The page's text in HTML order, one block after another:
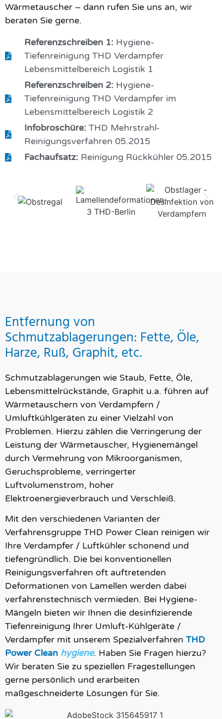
Wärmetauscher – dann rufen Sie uns an, wir
beraten Sie gerne.
Referenzschreiben 1: Hygiene-
Tiefenreinigung THD Verdampfer
Lebensmittelbereich Logistik 1
Referenzschreiben 2: Hygiene-
Tiefenreinigung THD Verdampfer im
Lebensmittelbereich Logistik 2
Infobroschüre: THD Mehrstrahl-
Reinigungsverfahren 05.2015
Fachaufsatz: Reinigung Rückkühler 05.2015
Entfernung von
Schmutzablagerungen: Fette, Öle,
Harze, Ruß, Graphit, etc.
Schmutzablagerungen wie Staub, Fette, Öle,
Lebensmittelrückstände, Graphit u.a. führen auf
Wärmetauschern von Verdampfern /
Umluftkühlgeräten zu einer Vielzahl von
Problemen. Hierzu zählen die Verringerung der
Leistung der Wärmetauscher, Hygienemängel
durch Vermehrung von Mikroorganismen,
Geruchsprobleme, verringerter
Luftvolumenstrom, hoher
Elektroenergieverbrauch und Verschleiß.
Mit den verschiedenen Varianten der
Verfahrensgruppe THD Power Clean reinigen wir
Ihre Verdampfer / Luftkühler schonend und
tiefengründlich. Die bei konventionellen
Reinigungsverfahren oft auftretenden
Deformationen von Lamellen werden dabei
verfahrenstechnisch vermieden. Bei Hygiene-
Mängeln bieten wir Ihnen die desinfizierende
Tiefenreinigung Ihrer Umluft-Kühlgeräte /
Verdampfer mit unserem Spezialverfahren THD
Power Clean hygiene. Haben Sie Fragen hierzu?
Wir beraten Sie zu speziellen Fragestellungen
gerne persönlich und erarbeiten
maßgeschneiderte Lösungen für Sie.